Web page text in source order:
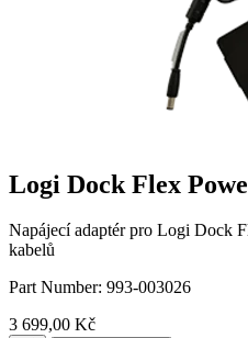
Logi Dock Flex
Napájecí adaptér pro Logi Dock
kabelů
Part Number: 993-003026
3 699,00 Kč